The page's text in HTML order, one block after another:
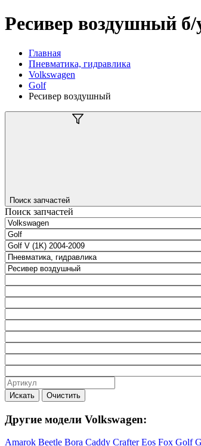
Ресивер воздушный
Главная
Пневматика, гидравлика
Volkswagen
Golf
Ресивер воздушный
Поиск запчастей
Поиск запчастей
Искать Очистить
Другие модели Volkswagen:
Amarok Beetle Bora Caddy CrafterEos Fox Golf